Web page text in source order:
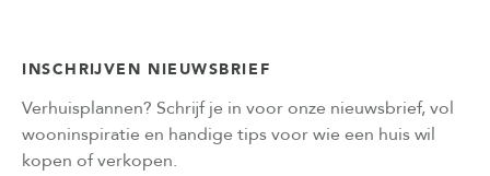
INSCHRIJVEN NIEUWSBRIEF
Verhuisplannen? Schrijf je in voor onze nieuwsbrief, vol
wooninspiratie en handige tips voor wie een huis wil
kopen of verkopen.